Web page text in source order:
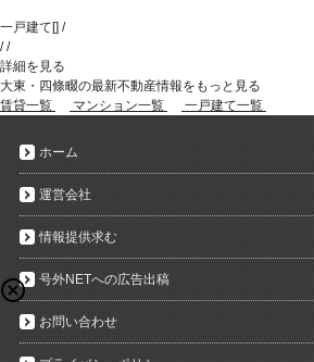
一戸建て [] /
//
詳細を見る
大東・四條畷の最新不動産情報をもっと見る
賃貸一覧
マンション一覧 一戸建て一覧
ホーム
運営会社
情報提供求む
号外NETへの広告出稿
お問い合わせ